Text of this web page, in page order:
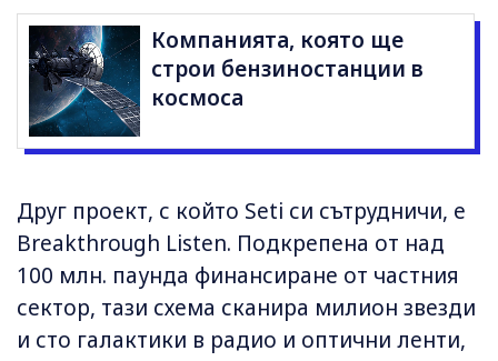
Компанията, която ще
строи бензиностанции в
космоса
Друг проект, с който Seti си сътрудничи, е
Breakthrough Listen. Подкрепена от над
100 млн. паунда финансиране от частния
сектор, тази схема сканира милион звезди
и сто галактики в радио и оптични ленти,